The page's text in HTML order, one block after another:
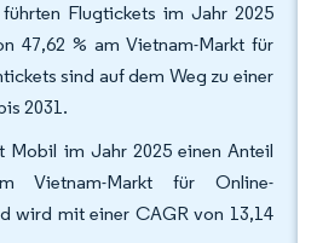
Flugtickets im Jahr 2025
47,62 % am Vietnam-Markt für
sind auf dem Weg zu einer
2031.
Mobil im Jahr 2025 einen Anteil
Vietnam-Markt für Online-
wird mit einer CAGR von 13,14